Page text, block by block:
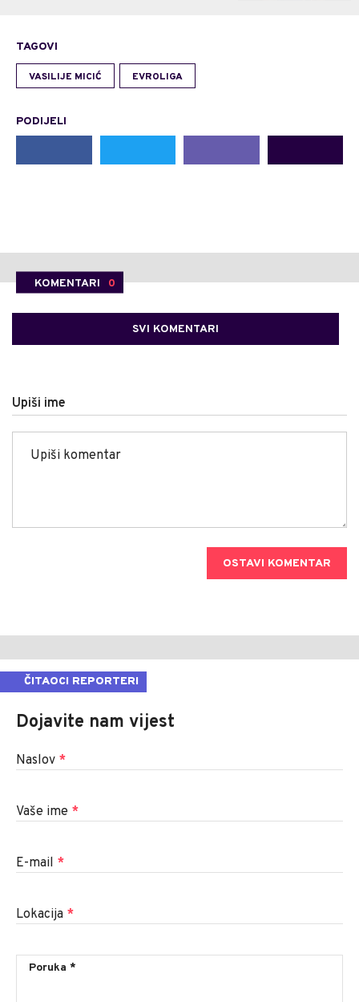
TAGOVI
VASILIJE MICIĆ EVROLIGA
PODIJELI
KOMENTARI 0
SVI KOMENTARI
Upiši ime
OSTAVI KOMENTAR
ČITAOCI REPORTERI
Dojavite nam vijest
Naslov *
Vaše ime *
E-mail *
Lokacija *